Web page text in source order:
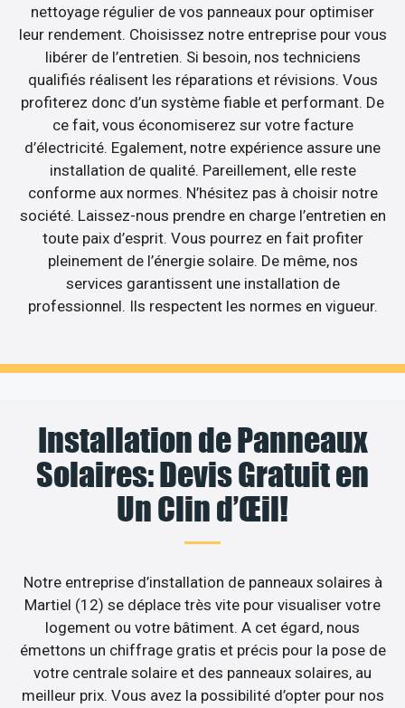
nettoyage régulier de vos panneaux pour optimiser
leur rendement. Choisissez notre entreprise pour vous
libérer de l’entretien. Si besoin, nos techniciens
qualifiés réalisent les réparations et révisions. Vous
profiterez donc d’un système fiable et performant. De
ce fait, vous économiserez sur votre facture
d’électricité. Egalement, notre expérience assure une
installation de qualité. Pareillement, elle reste
conforme aux normes. N’hésitez pas à choisir notre
société. Laissez-nous prendre en charge l’entretien en
toute paix d’esprit. Vous pourrez en fait profiter
pleinement de l’énergie solaire. De même, nos
services garantissent une installation de
professionnel. Ils respectent les normes en vigueur.
Installation de Panneaux
Solaires: Devis Gratuit en
Un Clin d’Œil!
Notre entreprise d’installation de panneaux solaires à
Martiel (12) se déplace très vite pour visualiser votre
logement ou votre bâtiment. A cet égard, nous
émettons un chiffrage gratis et précis pour la pose de
votre centrale solaire et des panneaux solaires, au
meilleur prix. Vous avez la possibilité d’opter pour nos